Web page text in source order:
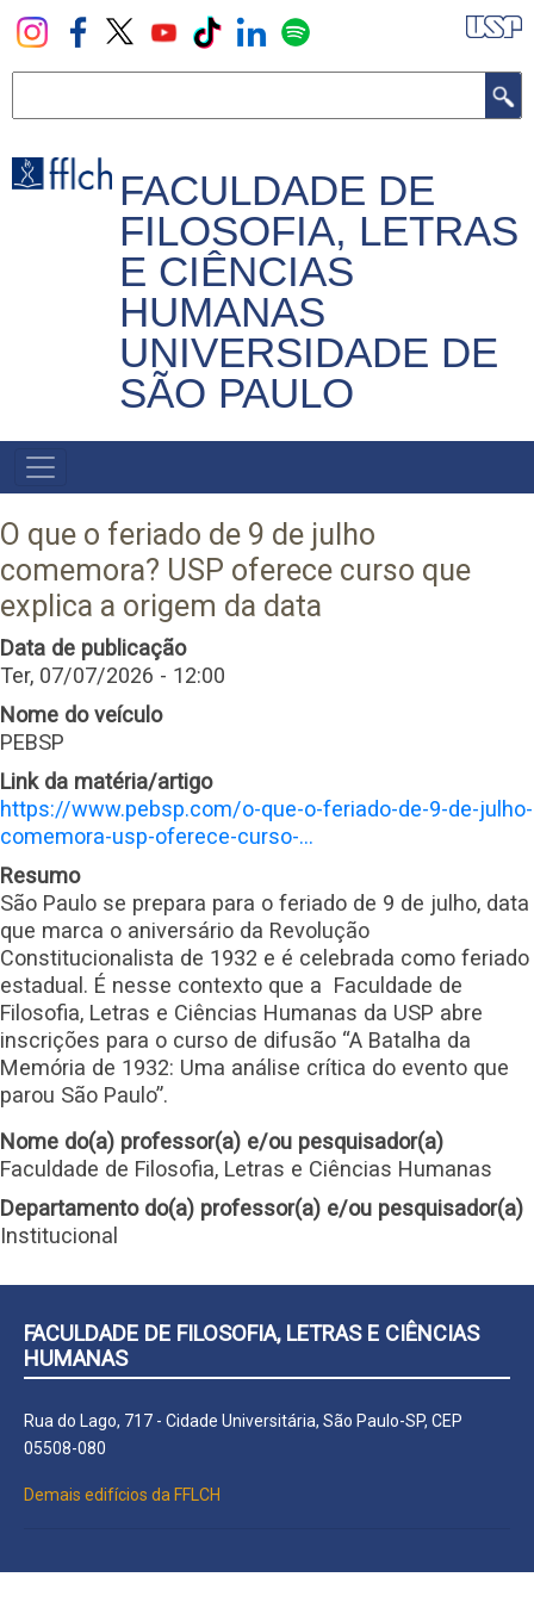
Pular
para
principal
FACULDADE DE
FILOSOFIA, LETRAS
E CIÊNCIAS
HUMANAS
UNIVERSIDADE DE
SÃO PAULO
NAVEGADOR
PRINCIPAL
O que o feriado de 9 de julho
comemora? USP oferece curso que
explica a origem da data
Data de publicação
Ter, 07/07/2026 - 12:00
Nome do veículo
PEBSP
Link da matéria/artigo
https://www.pebsp.com/o-que-o-feriado-de-9-de-julho-
comemora-usp-oferece-curso-…
Resumo
São Paulo se prepara para o feriado de 9 de julho, data
que marca o aniversário da Revolução
Constitucionalista de 1932 e é celebrada como feriado
estadual. É nesse contexto que a Faculdade de
Filosofia, Letras e Ciências Humanas da USP abre
inscrições para o curso de difusão “A Batalha da
Memória de 1932: Uma análise crítica do evento que
parou São Paulo”.
Nome do(a) professor(a) e/ou pesquisador(a)
Faculdade de Filosofia, Letras e Ciências Humanas
Departamento do(a) professor(a) e/ou pesquisador(a)
Institucional
FACULDADE DE FILOSOFIA, LETRAS E CIÊNCIAS
HUMANAS
Rua do Lago, 717 - Cidade Universitária, São Paulo-SP, CEP
05508-080
Demais edifícios da FFLCH